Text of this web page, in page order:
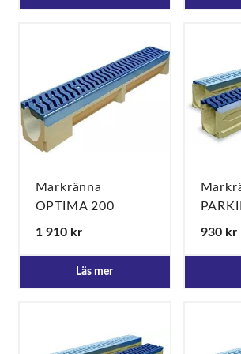
Markränna
OPTIMA 200
Spaltgaller segjärn
1 910 kr
Läs mer
930 kr